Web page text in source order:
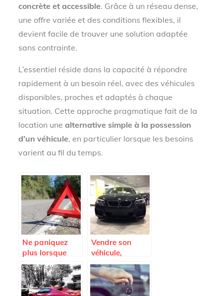
concrète et accessible. Grâce à un réseau dense,
une offre variée et des conditions flexibles, il
devient facile de trouver une solution adaptée
sans contrainte.
L’essentiel réside dans la capacité à répondre
rapidement à un besoin réel, avec des véhicules
disponibles, proches et adaptés à chaque
situation. Cette approche pragmatique fait de la
location une alternative simple à la possession
d’un véhicule, en particulier lorsque les besoins
varient au fil du temps.
Ne paniquez
plus lorsque
vous tombez en
panne; appelez
la fourrière
Vendre son
véhicule,
comment faire ?